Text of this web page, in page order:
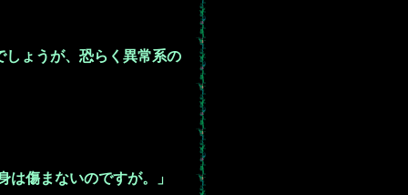
ょうが、恐らく異常系の
傷まないのですが。」